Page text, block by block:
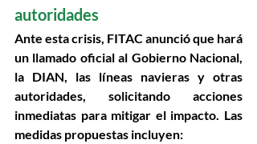
autoridades
Ante esta crisis, FITAC anunció que hará
un llamado oficial al Gobierno Nacional,
la DIAN, las líneas navieras y otras
autoridades, solicitando acciones
inmediatas para mitigar el impacto. Las
medidas propuestas incluyen: